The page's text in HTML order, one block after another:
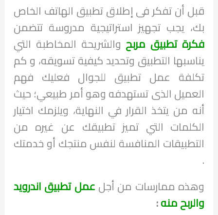
قبل أن تفكر فى إطلاق تطبيق الهاتف الخاص
بك، يجب تجهيز استراتيجية مدروسة تتضمن
فكرة تطبيق مربح والشريحة المخاطبة التي
يناسبها التطبيق وتحديد كيفية تسويقه، و كم
تكلفة عمل تطبيق للجوال فعليك فهم
العميل الذى تستهدفه وهو أمر طبيعي؛ حيث
أنه من يتخذ القرار في النهاية، ويلزمك اختيار
الكلمات التي تميز تطبيقك عن غيره من
التطبيقات المنافسة لنفس منتجك أو خدمتك
.
وهذه ممارسات من أجل عمل تطبيق اندرويد
والربح منه: